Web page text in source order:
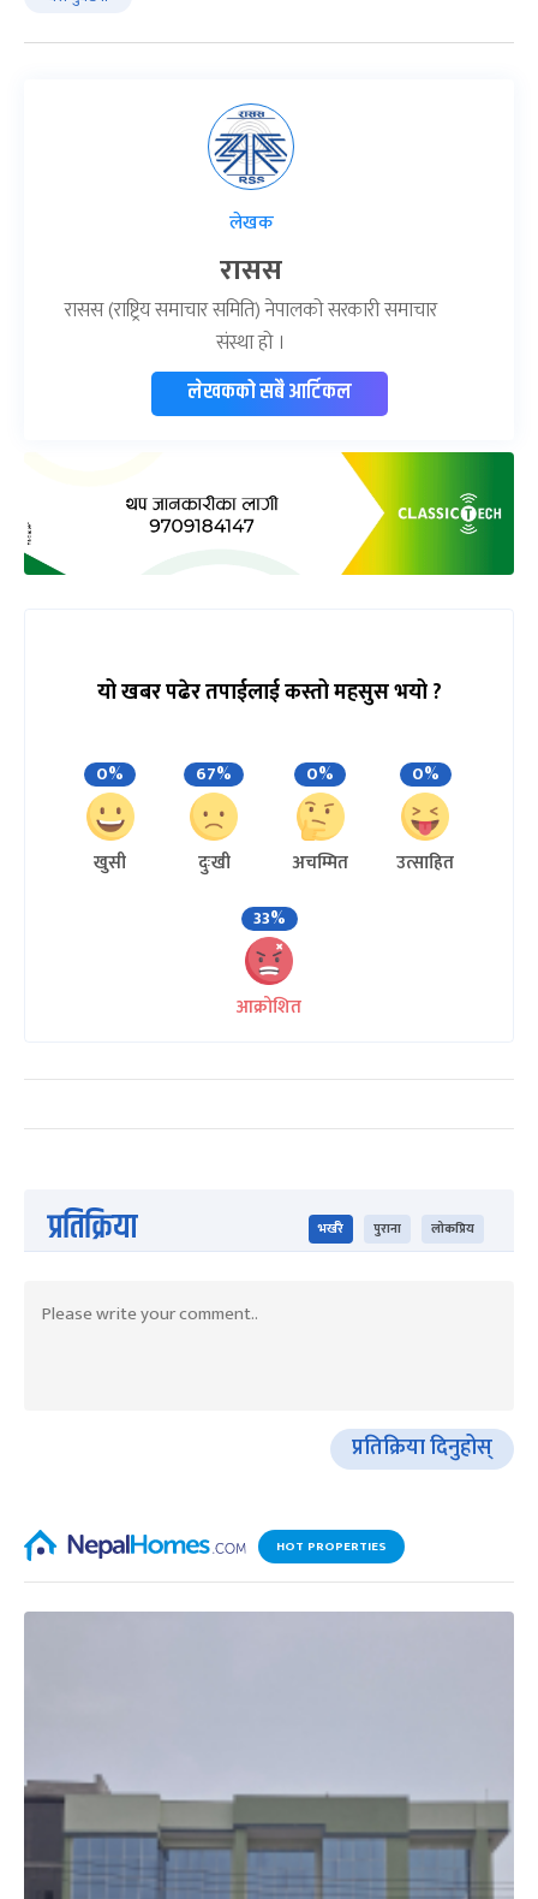
लेखक
रासस
रासस (राष्ट्रिय समाचार समिति) नेपालको सरकारी समाचार
संस्था हो ।
लेखकको सबै आर्टिकल
यो खबर पढेर तपाईलाई कस्तो महसुस भयो ?
0%
खुसी
67%
दुःखी
0%
अचम्मित
0%
उत्साहित
33%
आक्रोशित
प्रतिक्रिया भर्खरै पुराना लोकप्रिय
प्रतिक्रिया दिनुहोस्
HOT PROPERTIES